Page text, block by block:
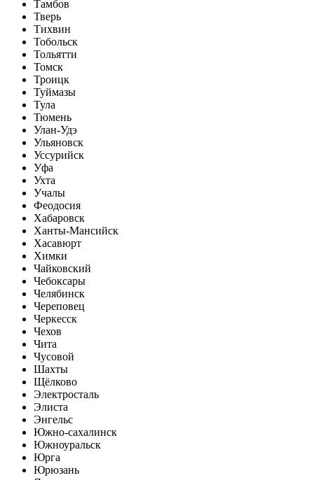
Тамбов
Тверь
Тихвин
Тобольск
Тольятти
Томск
Троицк
Туймазы
Тула
Тюмень
Улан-Удэ
Ульяновск
Уссурийск
Уфа
Ухта
Учалы
Феодосия
Хабаровск
Ханты-Мансийск
Хасавюрт
Химки
Чайковский
Чебоксары
Челябинск
Череповец
Черкесск
Чехов
Чита
Чусовой
Шахты
Щёлково
Электросталь
Элиста
Энгельс
Южно-сахалинск
Южноуральск
Юрга
Юрюзань